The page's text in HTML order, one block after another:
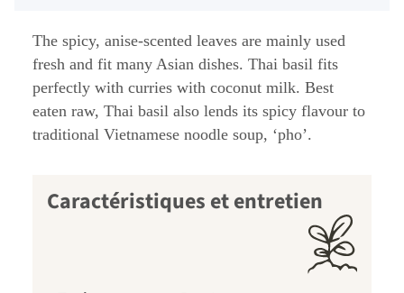
The spicy, anise-scented leaves are mainly used
fresh and fit many Asian dishes. Thai basil fits
perfectly with curries with coconut milk. Best
eaten raw, Thai basil also lends its spicy flavour to
traditional Vietnamese noodle soup, ‘pho’.
Caractéristiques et entretien